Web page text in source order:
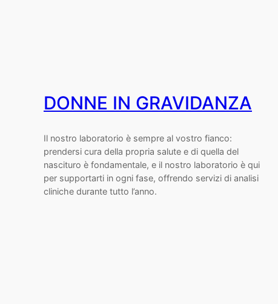
DONNE IN GRAVIDANZA
Il nostro laboratorio è sempre al vostro fianco:
prendersi cura della propria salute e di quella del
nascituro è fondamentale, e il nostro laboratorio è qui
per supportarti in ogni fase, offrendo servizi di analisi
cliniche durante tutto l’anno.